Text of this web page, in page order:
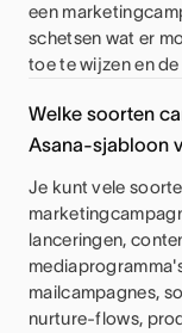
een
schetsen wat er
toe te wijzen en
Welke soorten
Asana-sjabloon
Je kunt vele
lanceringen,
mailcampagnes,
nurture-flows,